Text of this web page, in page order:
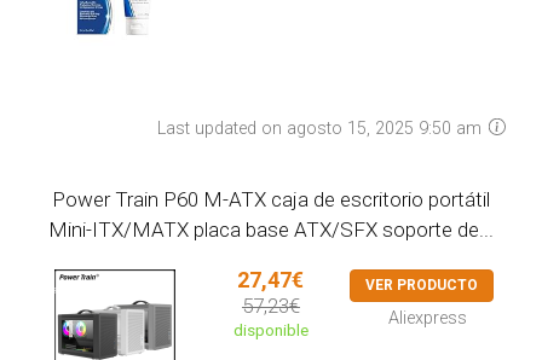
Last updated on agosto 15, 2025 9:50 am
Power Train P60 M-ATX caja de escritorio portátil
Mini-ITX/MATX placa base ATX/SFX soporte de...
27,47€
57,23€
disponible
VER PRODUCTO
Aliexpress